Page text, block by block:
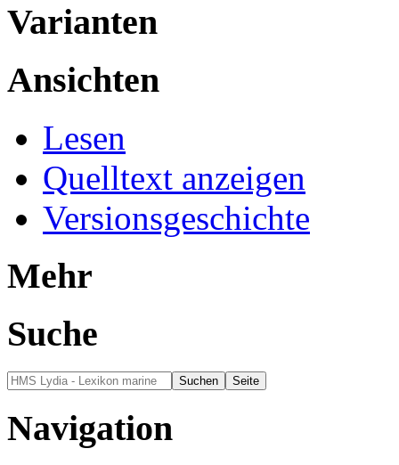
Varianten
Ansichten
Lesen
Quelltext anzeigen
Versionsgeschichte
Mehr
Suche
Navigation